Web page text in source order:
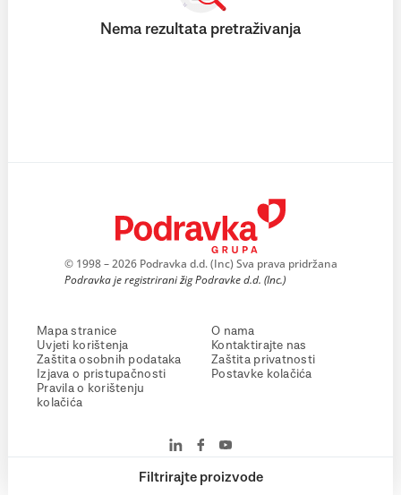
Filtrirajte proizvode
Nema rezultata pretraživanja
© 1998 – 2026 Podravka d.d. (Inc) Sva prava pridržana
Podravka je registrirani žig Podravke d.d. (Inc.)
Mapa stranice
Uvjeti korištenja
Zaštita osobnih podataka
Izjava o pristupačnosti
Pravila o korištenju
kolačića
O nama
Kontaktirajte nas
Zaštita privatnosti
Postavke kolačića